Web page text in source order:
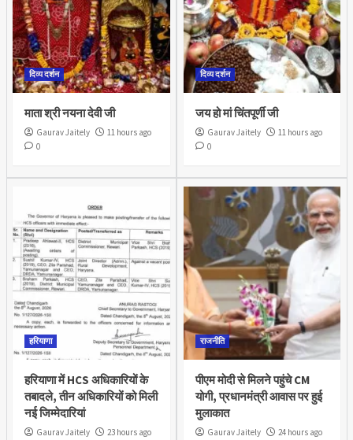
दिव्य दर्शन
माता श्री नयना देवी जी
Gaurav Jaitely
11 hours ago
0
दिव्य दर्शन
जय हो मां चिंतपूर्णी जी
Gaurav Jaitely
11 hours ago
0
हरियाणा
हरियाणा में HCS अधिकारियों के
तबादले, तीन अधिकारियों को मिली
नई जिम्मेदारियां
Gaurav Jaitely
23 hours ago
राजनीति
पीएम मोदी से मिलने पहुंचे CM
योगी, प्रधानमंत्री आवास पर हुई
मुलाकात
Gaurav Jaitely
24 hours ago